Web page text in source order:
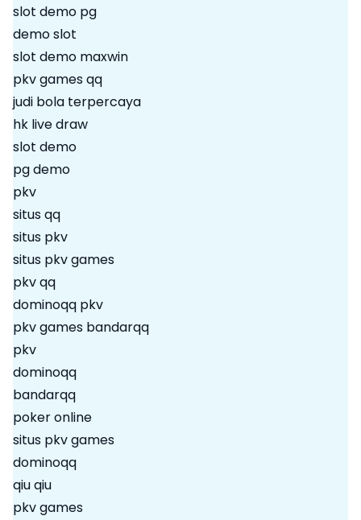
slot demo pg
demo slot
slot demo maxwin
pkv games qq
judi bola terpercaya
hk live draw
slot demo
pg demo
pkv
situs qq
situs pkv
situs pkv games
pkv qq
dominoqq pkv
pkv games bandarqq
pkv
dominoqq
bandarqq
poker online
situs pkv games
dominoqq
qiu qiu
pkv games